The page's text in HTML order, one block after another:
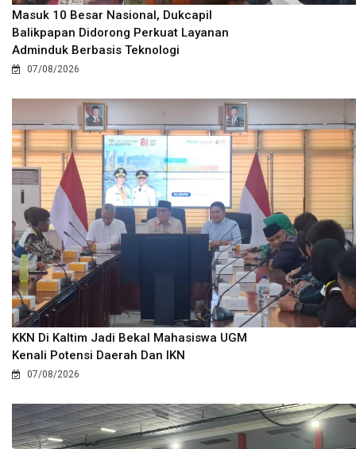
Masuk 10 Besar Nasional, Dukcapil
Balikpapan Didorong Perkuat Layanan
Adminduk Berbasis Teknologi
07/08/2026
KKN Di Kaltim Jadi Bekal Mahasiswa UGM
Kenali Potensi Daerah Dan IKN
07/08/2026